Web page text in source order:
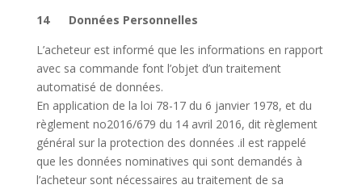
14 Données Personnelles
L’acheteur est informé que les informations en rapport
avec sa commande font l’objet d’un traitement
automatisé de données.
En application de la loi 78-17 du 6 janvier 1978, et du
règlement no2016/679 du 14 avril 2016, dit règlement
général sur la protection des données .il est rappelé
que les données nominatives qui sont demandés à
l’acheteur sont nécessaires au traitement de sa